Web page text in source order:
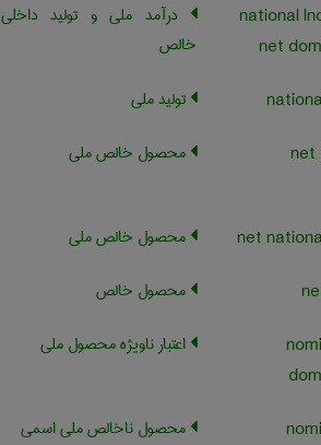
national
net
درآمد ملی و تولید داخلی
خالص
تولید ملی
محصول خالص ملی
محصول خالص ملی
محصول خالص
اعتبار ناویژه محصول ملی
محصول ناخالص ملی اسمی